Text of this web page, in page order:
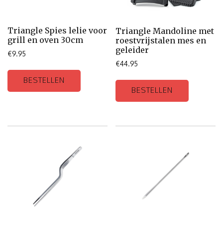
Triangle Spies lelie voor
grill en oven 30cm
€9.95
BESTELLEN
Triangle Mandoline met
roestvrijstalen mes en
geleider
€44.95
BESTELLEN